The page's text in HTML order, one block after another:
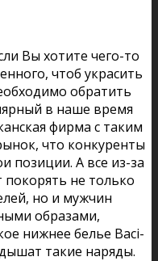
Вы хотите чего-то
чтоб украсить
обратить
в наше время
фирма с таким
что конкуренты
позиции. А все из-за
покорять не только
но и мужчин
образами,
нижнее белье Baci-
такие наряды.